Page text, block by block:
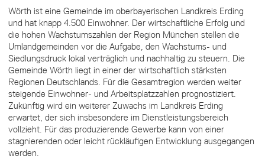
Wörth ist eine Gemeinde im oberbayerischen Landkreis Erding
und hat knapp 4.500 Einwohner. Der wirtschaftliche Erfolg und
die hohen Wachstumszahlen der Region München stellen die
Umlandgemeinden vor die Aufgabe, den Wachstums- und
Siedlungsdruck lokal verträglich und nachhaltig zu steuern. Die
Gemeinde Wörth liegt in einer der wirtschaftlich stärksten
Regionen Deutschlands. Für die Gesamtregion werden weiter
steigende Einwohner- und Arbeitsplatzzahlen prognostiziert.
Zukünftig wird ein weiterer Zuwachs im Landkreis Erding
erwartet, der sich insbesondere im Dienstleistungsbereich
vollzieht. Für das produzierende Gewerbe kann von einer
stagnierenden oder leicht rückläufigen Entwicklung ausgegangen
werden.